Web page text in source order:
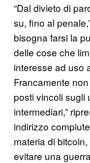
“Dal divieto di
su, fino al
bisogna farsi la
delle cose che
interesse ad uso
Francamente
posti vincoli sugli
intermediari,”
indirizzo
materia di
evitare una